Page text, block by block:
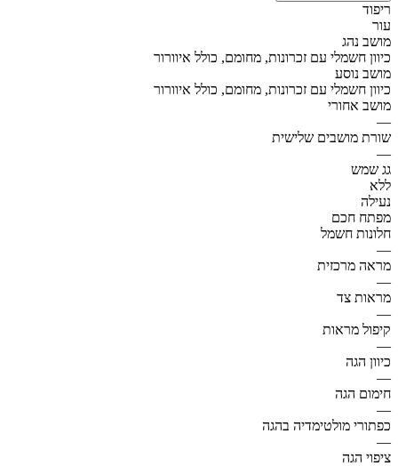
ריפוד
עור
מושב נהג
כיוון חשמלי עם זכרונות, מחומם, כולל איוורור
מושב נוסע
כיוון חשמלי עם זכרונות, מחומם, כולל איוורור
מושב אחורי
—
שורת מושבים שלישית
—
גג שמש
ללא
נעילה
מפתח חכם
חלונות חשמל
—
מראה מרכזית
—
מראות צד
—
קיפול מראות
—
כיוון הגה
—
חימום הגה
—
כפתורי מולטימדיה בהגה
—
ציפוי הגה